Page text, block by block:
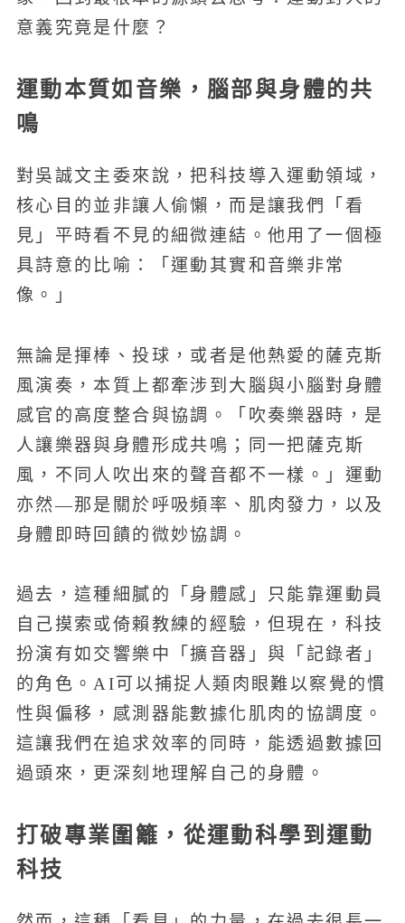
意義究竟是什麼？
運動本質如音樂，腦部與身體的共
鳴
對吳誠文主委來說，把科技導入運動領域，
核心目的並非讓人偷懶，而是讓我們「看
見」平時看不見的細微連結。他用了一個極
具詩意的比喻：「運動其實和音樂非常
像。」
無論是揮棒、投球，或者是他熱愛的薩克斯
風演奏，本質上都牽涉到大腦與小腦對身體
感官的高度整合與協調。「吹奏樂器時，是
人讓樂器與身體形成共鳴；同一把薩克斯
風，不同人吹出來的聲音都不一樣。」運動
亦然—那是關於呼吸頻率、肌肉發力，以及
身體即時回饋的微妙協調。
過去，這種細膩的「身體感」只能靠運動員
自己摸索或倚賴教練的經驗，但現在，科技
扮演有如交響樂中「擴音器」與「記錄者」
的角色。AI可以捕捉人類肉眼難以察覺的慣
性與偏移，感測器能數據化肌肉的協調度。
這讓我們在追求效率的同時，能透過數據回
過頭來，更深刻地理解自己的身體。
打破專業圍籬，從運動科學到運動
科技